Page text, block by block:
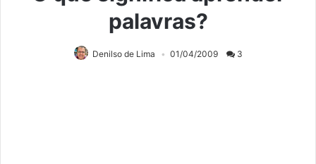
palavras?
Denilso de Lima 01/04/2009 3